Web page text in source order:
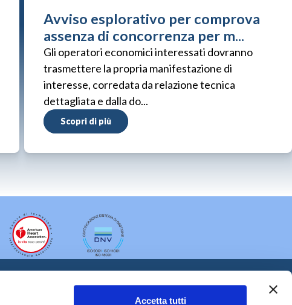
Accetta tutti
Avviso esplorativo per comprova
assenza di concorrenza per m...
Gli operatori economici interessati dovranno
trasmettere la propria manifestazione di
interesse, corredata da relazione tecnica
dettagliata e dalla do...
Scopri di più